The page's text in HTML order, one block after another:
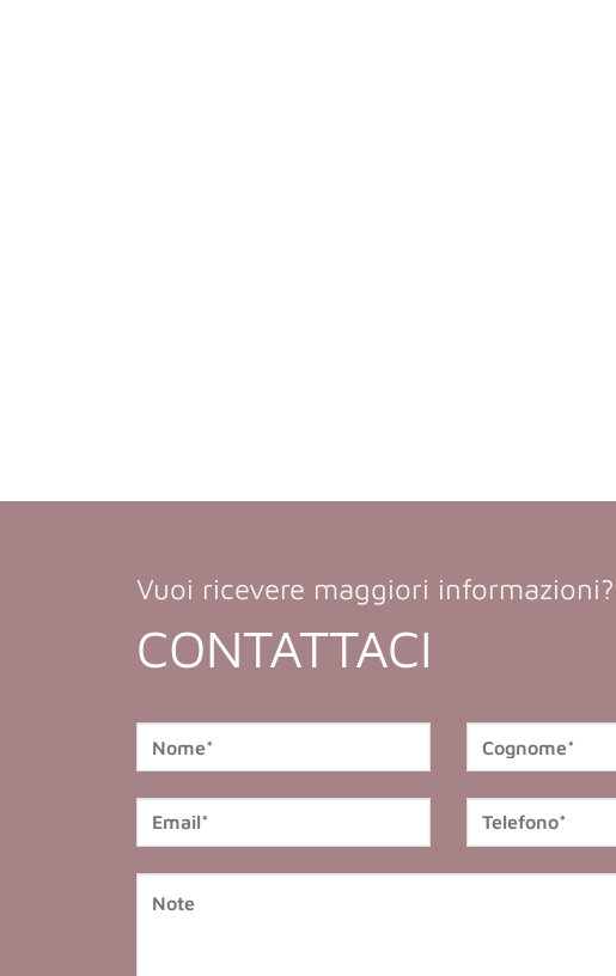
Vuoi ricevere maggiori informazioni?
CONTATTACI